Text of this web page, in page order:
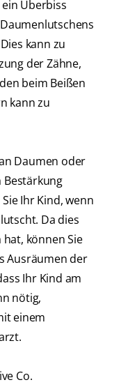
Überbiss
kann zu
der Zähne,
beim Beißen
kann zu
Daumen oder
Bestärkung
Ihr Kind, wenn
Da dies
können Sie
Ausräumen der
Ihr Kind am
nötig,
einem
Co.